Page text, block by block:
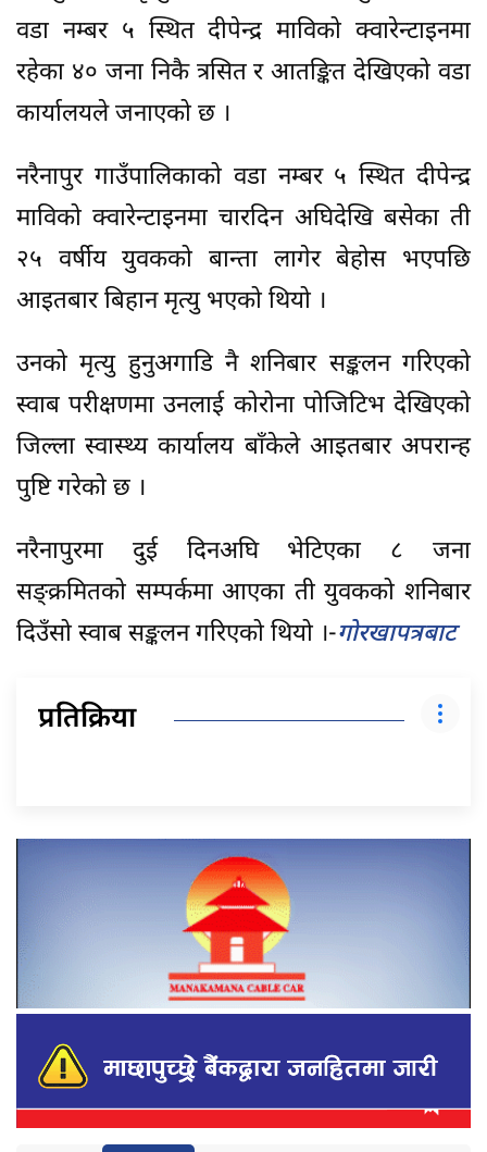
वडा नम्बर ५ स्थित दीपेन्द्र माविको क्वारेन्टाइनमा
रहेका ४० जना निकै त्रसित र आतङ्कित देखिएको वडा
कार्यालयले जनाएको छ ।
नरैनापुर गाउँपालिकाको वडा नम्बर ५ स्थित दीपेन्द्र
माविको क्वारेन्टाइनमा चारदिन अघिदेखि बसेका ती
२५ वर्षीय युवकको बान्ता लागेर बेहोस भएपछि
आइतबार बिहान मृत्यु भएको थियो ।
उनको मृत्यु हुनुअगाडि नै शनिबार सङ्कलन गरिएको
स्वाब परीक्षणमा उनलाई कोरोना पोजिटिभ देखिएको
जिल्ला स्वास्थ्य कार्यालय बाँकेले आइतबार अपरान्ह
पुष्टि गरेको छ ।
नरैनापुरमा दुई दिनअघि भेटिएका ८ जना
सङ्क्रमितको सम्पर्कमा आएका ती युवकको शनिबार
दिउँसो स्वाब सङ्कलन गरिएको थियो ।-गोरखापत्रबाट
प्रतिक्रिया